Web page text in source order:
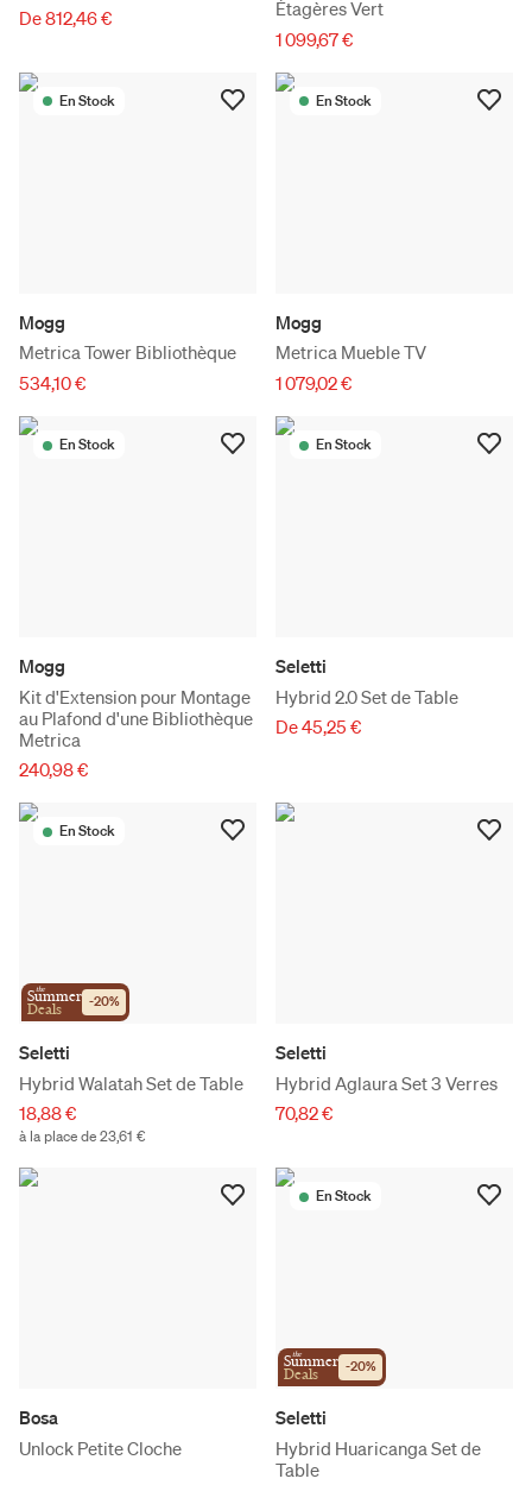
De 812,46 €
Étagères Vert
1 099,67 €
En Stock
Mogg
Metrica Tower Bibliothèque
534,10 €
En Stock
Mogg
Metrica Mueble TV
1 079,02 €
En Stock
Mogg
Kit d'Extension pour Montage
au Plafond d'une Bibliothèque
Metrica
240,98 €
En Stock
Seletti
Hybrid 2.0 Set de Table
De 45,25 €
En Stock
the
Summer
Deals -20%
Seletti
Hybrid Walatah Set de Table
18,88 €
à la place de 23,61 €
Seletti
Hybrid Aglaura Set 3 Verres
70,82 €
Bosa
Unlock Petite Cloche
En Stock
the
Summer
Deals -20%
Seletti
Hybrid Huaricanga Set de
Table